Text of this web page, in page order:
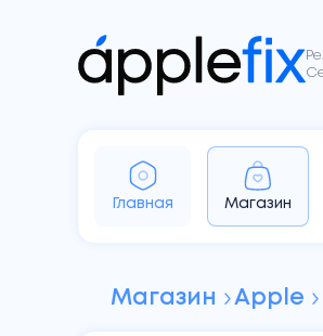
Главная Магазин
iPhone iPad
Магазин Apple